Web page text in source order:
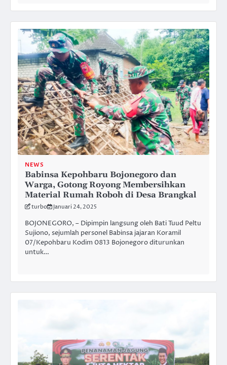
NEWS
Babinsa Kepohbaru Bojonegoro dan
Warga, Gotong Royong Membersihkan
Material Rumah Roboh di Desa Brangkal
turbo Januari 24, 2025
BOJONEGORO, – Dipimpin langsung oleh Bati Tuud Peltu
Sujiono, sejumlah personel Babinsa jajaran Koramil
07/Kepohbaru Kodim 0813 Bojonegoro diturunkan
untuk…